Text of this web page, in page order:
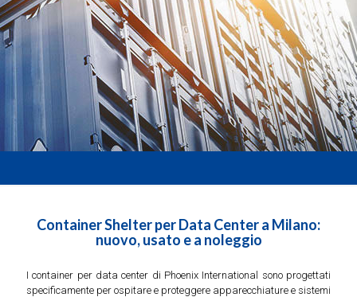
Container Shelter per Data Center a Milano:
nuovo, usato e a noleggio
I container per data center di Phoenix International sono progettati
specificamente per ospitare e proteggere apparecchiature e sistemi